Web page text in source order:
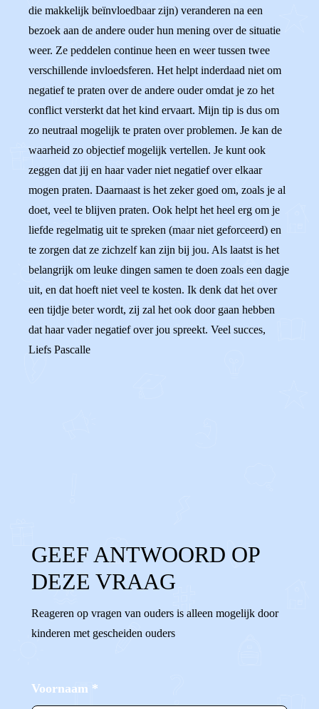
die makkelijk beïnvloedbaar zijn) veranderen na een
bezoek aan de andere ouder hun mening over de situatie
weer. Ze peddelen continue heen en weer tussen twee
verschillende invloedsferen. Het helpt inderdaad niet om
negatief te praten over de andere ouder omdat je zo het
conflict versterkt dat het kind ervaart. Mijn tip is dus om
zo neutraal mogelijk te praten over problemen. Je kan de
waarheid zo objectief mogelijk vertellen. Je kunt ook
zeggen dat jij en haar vader niet negatief over elkaar
mogen praten. Daarnaast is het zeker goed om, zoals je al
doet, veel te blijven praten. Ook helpt het heel erg om je
liefde regelmatig uit te spreken (maar niet geforceerd) en
te zorgen dat ze zichzelf kan zijn bij jou. Als laatst is het
belangrijk om leuke dingen samen te doen zoals een dagje
uit, en dat hoeft niet veel te kosten. Ik denk dat het over
een tijdje beter wordt, zij zal het ook door gaan hebben
dat haar vader negatief over jou spreekt. Veel succes,
Liefs Pascalle
GEEF ANTWOORD OP
DEZE VRAAG
Reageren op vragen van ouders is alleen mogelijk door
kinderen met gescheiden ouders
Voornaam *